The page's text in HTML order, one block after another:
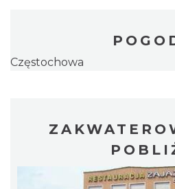
Częstochowa